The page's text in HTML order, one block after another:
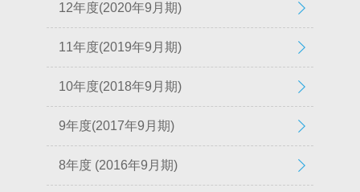
12年度(2020年9月期)
11年度(2019年9月期)
10年度(2018年9月期)
9年度(2017年9月期)
8年度 (2016年9月期)